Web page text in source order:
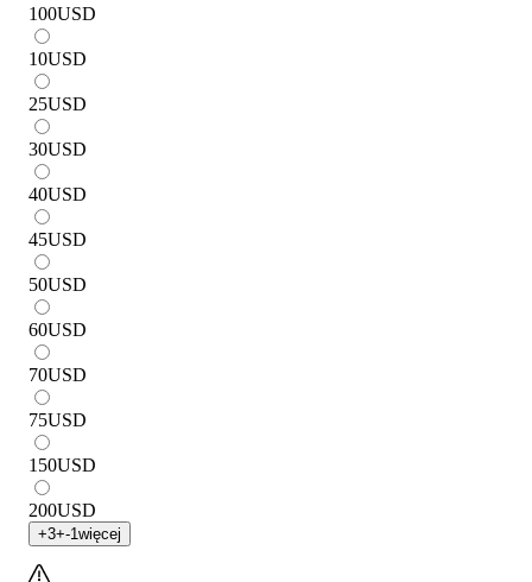
100USD
10USD
25USD
30USD
40USD
45USD
50USD
60USD
70USD
75USD
150USD
200USD
+3+-1 więcej